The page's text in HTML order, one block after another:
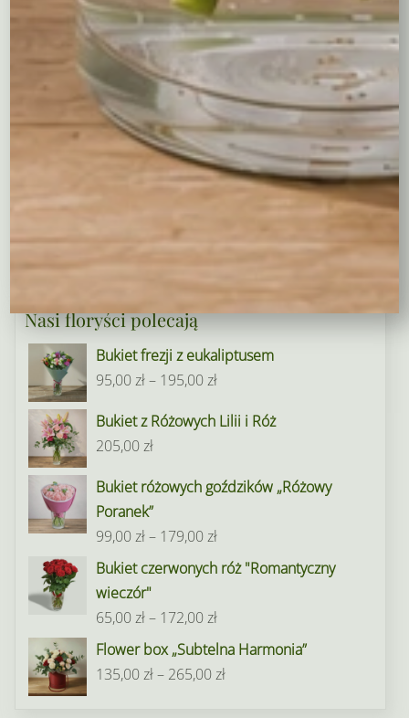
Dekoracje na groby
Torty kwiatowe
Ogródek i balkon
Narodziny dziecka
Rośliny doniczkowe
Boże Narodzenie
Kwiaty na Walentynki
Pierwsza Komunia
Nasi floryści polecają
Bukiet frezji z eukaliptusem
95,00zł– 195,00złZakres
od
do
Bukiet z Różowych Lilii i Róż
205,00zł
Bukiet różowych goździków „Różowy
Poranek”
99,00zł– 179,00złZakres
cen:
179,00 zł
Bukiet czerwonych róż "Romantyczny
wieczór"
65,00zł– 172,00złZakres
cen:
od
Flower box „Subtelna Harmonia”
135,00zł– 265,00złZakres